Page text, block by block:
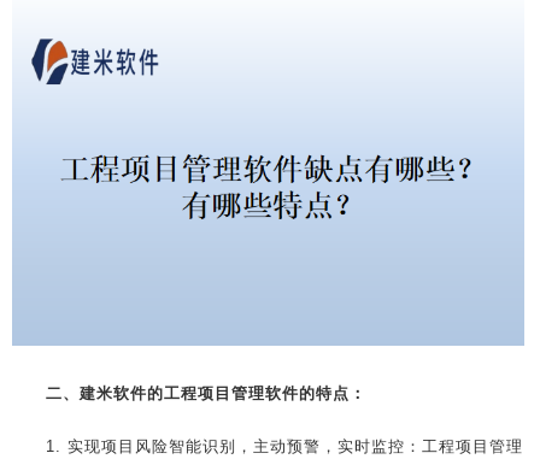
二、建米软件的工程项目管理软件的特点：
1. 实现项目风险智能识别，主动预警，实时监控：工程项目管理